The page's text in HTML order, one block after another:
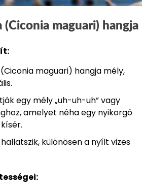
(Ciconia maguari) hangja
(Ciconia maguari) hangja mély,
egy mély „uh-uh-uh” vagy
amelyet néha egy nyikorgó
különösen a nyílt vizes